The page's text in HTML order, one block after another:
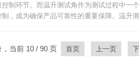
制环节。而温升测试角作为测试过程中
，成为确保产品可靠性的重要保障。温升测
当前 10 / 90 页 首页 上一页